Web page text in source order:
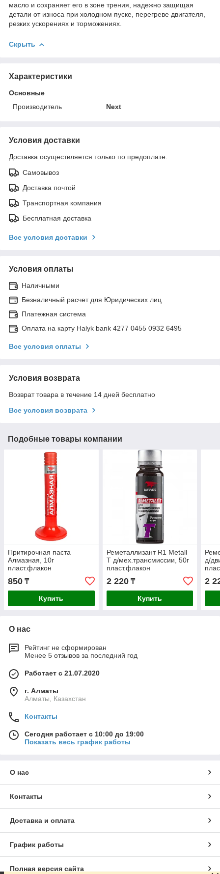
масло и сохраняет его в зоне трения, надежно защищая
детали от износа при холодном пуске, перегреве двигателя,
резких ускорениях и торможениях.
Скрыть
Характеристики
Основные
Производитель
Next
Условия доставки
Доставка осуществляется только по предоплате.
Самовывоз
Доставка почтой
Транспортная компания
Бесплатная доставка
Все условия доставки
Условия оплаты
Наличными
Безналичный расчет для Юридических лиц
Платежная система
Оплата на карту Halyk bank 4277 0455 0932 6495
Все условия оплаты
Условия возврата
Возврат товара в течение 14 дней бесплатно
Все условия возврата
Подобные товары компании
Притирочная паста
Алмазная, 10г
пласт.флакон
850 ₸
Купить
Реметаллизант R1 Metall
Т д/мех.трансмиссии, 50г
пласт.флакон
2 220₸
Купить
д/
2
О нас
Рейтинг не сформирован
Менее 5 отзывов за последний год
Работает с 21.07.2020
г. Алматы
Алматы, Казахстан
Контакты
Сегодня работает с 10:00 до 19:00
Показать весь график работы
О нас
Контакты
Доставка и оплата
График работы
Полная версия сайта